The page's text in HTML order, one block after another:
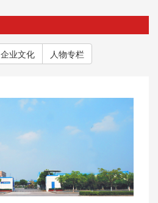
企业文化 人物专栏